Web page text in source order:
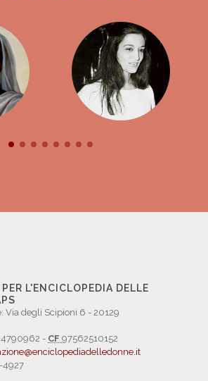
L'ENCICLOPEDIA DELLE
Via degli Scipioni 6 - 20129
- CF 97562510152
4927